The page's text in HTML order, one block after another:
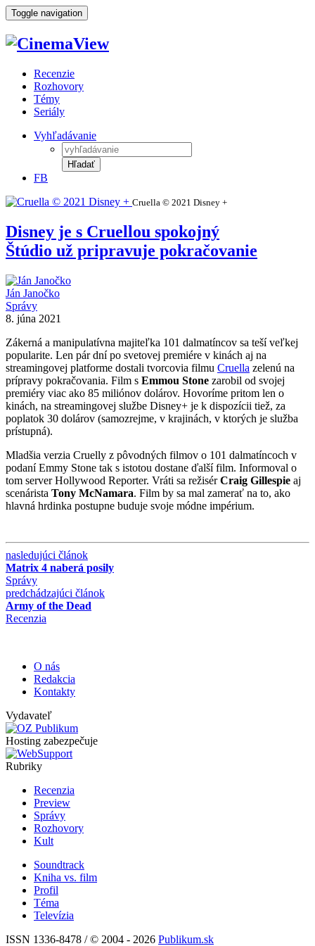
Toggle navigation
Recenzie
Rozhovory
Témy
Seriály
Vyhľadávanie
Hľadať
FB
Cruella © 2021 Disney +
Disney je s Cruellou spokojný
Štúdio už pripravuje pokračovanie
Ján Janočko
Správy
8. júna 2021
Zákerná a manipulatívna majiteľka 101 dalmatíncov sa teší veľkej
popularite. Len pár dní po svetovej premiére v kinách aj na
streamingovej platforme dostali tvorcovia filmu Cruella zelenú na
prípravy pokračovania. Film s Emmou Stone zarobil od svojej
premiéry viac ako 85 miliónov dolárov. Hovoríme pritom len o
kinách, na streamingovej službe Disney+ je k dispozícii tiež, za
poplatok 30 dolárov (samozrejme, v krajinách, v ktorých je služba
prístupná).
Mladšia verzia Cruelly z pôvodných filmov o 101 dalmatíncoch v
podaní Emmy Stone tak s istotou dostane ďalší film. Informoval o
tom server Hollywood Reporter. Vráti sa režisérCraig Gillespie aj
scenárista Tony McNamara. Film by sa mal zamerať na to, ako
hlavná hrdinka postupne buduje svoje módne impérium.
nasledujúci článok
Matrix 4 naberá posily
Správy
predchádzajúci článok
Army of the Dead
Recenzia
O nás
Redakcia
Kontakty
Vydavateľ
Hosting zabezpečuje
Rubriky
Recenzia
Preview
Správy
Rozhovory
Kult
Soundtrack
Kniha vs. film
Profil
Téma
Televízia
ISSN 1336-8478 / © 2004 - 2026 Publikum.sk